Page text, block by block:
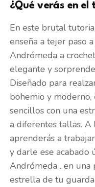
¿Qué verás en el
En este brutal
enseña a tejer paso
Andrómeda a
elegante y
Diseñado para
bohemio y
sencillos con una
a diferentes tallas.
aprenderás a
y darle ese acabado
Andrómeda . en una
estrella de tu